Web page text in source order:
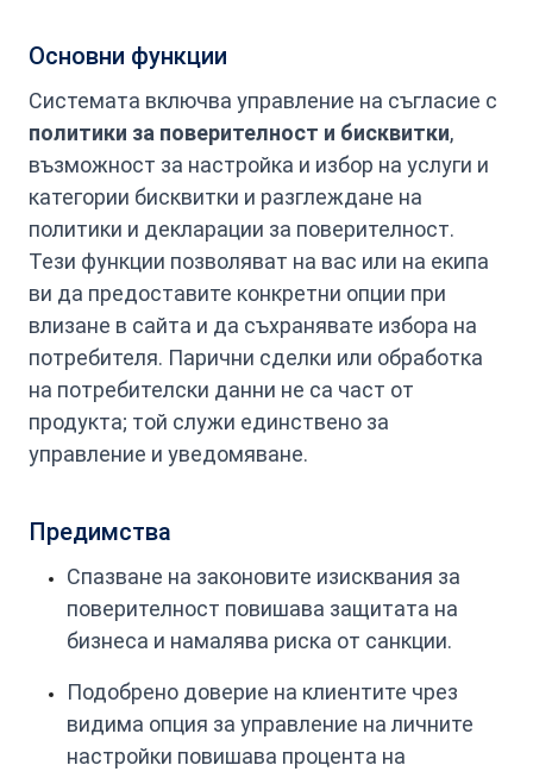
Основни функции
Системата включва управление на съгласие с
политики за поверителност и бисквитки,
възможност за настройка и избор на услуги и
категории бисквитки и разглеждане на
политики и декларации за поверителност.
Тези функции позволяват на вас или на екипа
ви да предоставите конкретни опции при
влизане в сайта и да съхранявате избора на
потребителя. Парични сделки или обработка
на потребителски данни не са част от
продукта; той служи единствено за
управление и уведомяване.
Предимства
Спазване на законовите изисквания за
поверителност повишава защитата на
бизнеса и намалява риска от санкции.
Подобрено доверие на клиентите чрез
видима опция за управление на личните
настройки повишава процента на